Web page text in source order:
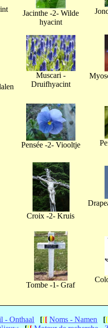
Jacinthe -2- Wilde
hyacint
Muscari -
Druifhyacint
Pensée -2- Viooltje
Croix -2- Kruis
Tombe -1- Graf
- Onthaal [[[ Noms - Namen [[